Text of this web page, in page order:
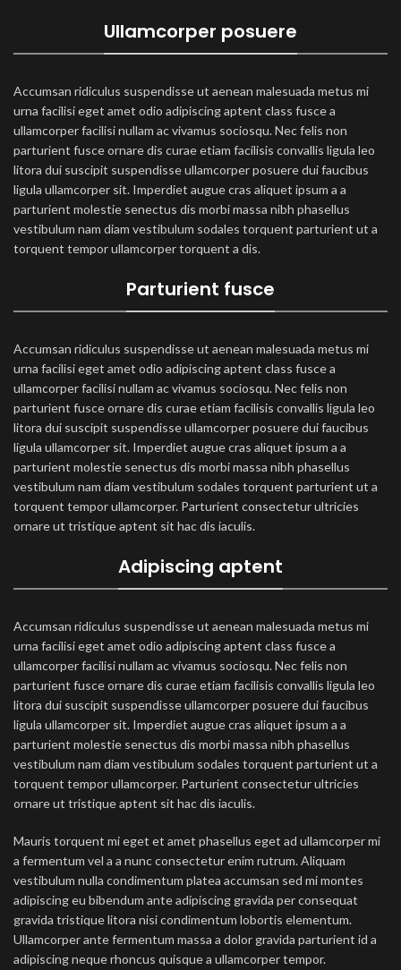
Ullamcorper posuere
Accumsan ridiculus suspendisse ut aenean malesuada metus mi
urna facilisi eget amet odio adipiscing aptent class fusce a
ullamcorper facilisi nullam ac vivamus sociosqu. Nec felis non
parturient fusce ornare dis curae etiam facilisis convallis ligula leo
litora dui suscipit suspendisse ullamcorper posuere dui faucibus
ligula ullamcorper sit. Imperdiet augue cras aliquet ipsum a a
parturient molestie senectus dis morbi massa nibh phasellus
vestibulum nam diam vestibulum sodales torquent parturient ut a
torquent tempor ullamcorper torquent a dis.
Parturient fusce
Accumsan ridiculus suspendisse ut aenean malesuada metus mi
urna facilisi eget amet odio adipiscing aptent class fusce a
ullamcorper facilisi nullam ac vivamus sociosqu. Nec felis non
parturient fusce ornare dis curae etiam facilisis convallis ligula leo
litora dui suscipit suspendisse ullamcorper posuere dui faucibus
ligula ullamcorper sit. Imperdiet augue cras aliquet ipsum a a
parturient molestie senectus dis morbi massa nibh phasellus
vestibulum nam diam vestibulum sodales torquent parturient ut a
torquent tempor ullamcorper. Parturient consectetur ultricies
ornare ut tristique aptent sit hac dis iaculis.
Adipiscing aptent
Accumsan ridiculus suspendisse ut aenean malesuada metus mi
urna facilisi eget amet odio adipiscing aptent class fusce a
ullamcorper facilisi nullam ac vivamus sociosqu. Nec felis non
parturient fusce ornare dis curae etiam facilisis convallis ligula leo
litora dui suscipit suspendisse ullamcorper posuere dui faucibus
ligula ullamcorper sit. Imperdiet augue cras aliquet ipsum a a
parturient molestie senectus dis morbi massa nibh phasellus
vestibulum nam diam vestibulum sodales torquent parturient ut a
torquent tempor ullamcorper. Parturient consectetur ultricies
ornare ut tristique aptent sit hac dis iaculis.
Mauris torquent mi eget et amet phasellus eget ad ullamcorper mi
a fermentum vel a a nunc consectetur enim rutrum. Aliquam
vestibulum nulla condimentum platea accumsan sed mi montes
adipiscing eu bibendum ante adipiscing gravida per consequat
gravida tristique litora nisi condimentum lobortis elementum.
Ullamcorper ante fermentum massa a dolor gravida parturient id a
adipiscing neque rhoncus quisque a ullamcorper tempor.